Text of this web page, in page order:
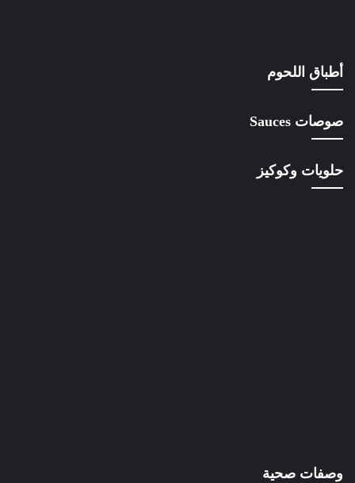
أطباق اللحوم
صوصات Sauces
حلويات وكوكيز
وصفات صحية